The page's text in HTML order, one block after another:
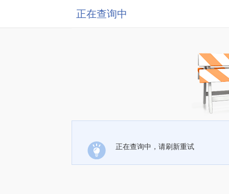
正在查询中
正在查询中，请刷新重试